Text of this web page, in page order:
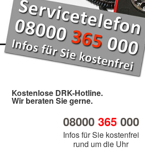
Kostenlose DRK-Hotline.
Wir beraten Sie gerne.
08000 365000
Infos für Sie kostenfrei
rund um die Uhr